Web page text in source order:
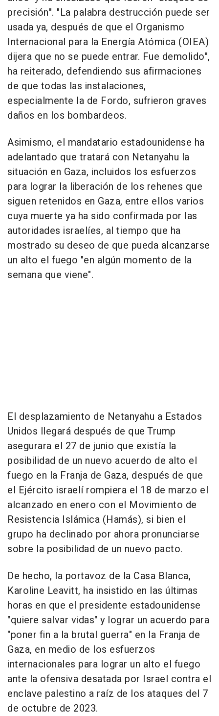
precisión". "La palabra destrucción puede ser
usada ya, después de que el Organismo
Internacional para la Energía Atómica (OIEA)
dijera que no se puede entrar. Fue demolido",
ha reiterado, defendiendo sus afirmaciones
de que todas las instalaciones,
especialmente la de Fordo, sufrieron graves
daños en los bombardeos.
Asimismo, el mandatario estadounidense ha
adelantado que tratará con Netanyahu la
situación en Gaza, incluidos los esfuerzos
para lograr la liberación de los rehenes que
siguen retenidos en Gaza, entre ellos varios
cuya muerte ya ha sido confirmada por las
autoridades israelíes, al tiempo que ha
mostrado su deseo de que pueda alcanzarse
un alto el fuego "en algún momento de la
semana que viene".
El desplazamiento de Netanyahu a Estados
Unidos llegará después de que Trump
asegurara el 27 de junio que existía la
posibilidad de un nuevo acuerdo de alto el
fuego en la Franja de Gaza, después de que
el Ejército israelí rompiera el 18 de marzo el
alcanzado en enero con el Movimiento de
Resistencia Islámica (Hamás), si bien el
grupo ha declinado por ahora pronunciarse
sobre la posibilidad de un nuevo pacto.
De hecho, la portavoz de la Casa Blanca,
Karoline Leavitt, ha insistido en las últimas
horas en que el presidente estadounidense
"quiere salvar vidas" y lograr un acuerdo para
"poner fin a la brutal guerra" en la Franja de
Gaza, en medio de los esfuerzos
internacionales para lograr un alto el fuego
ante la ofensiva desatada por Israel contra el
enclave palestino a raíz de los ataques del 7
de octubre de 2023.